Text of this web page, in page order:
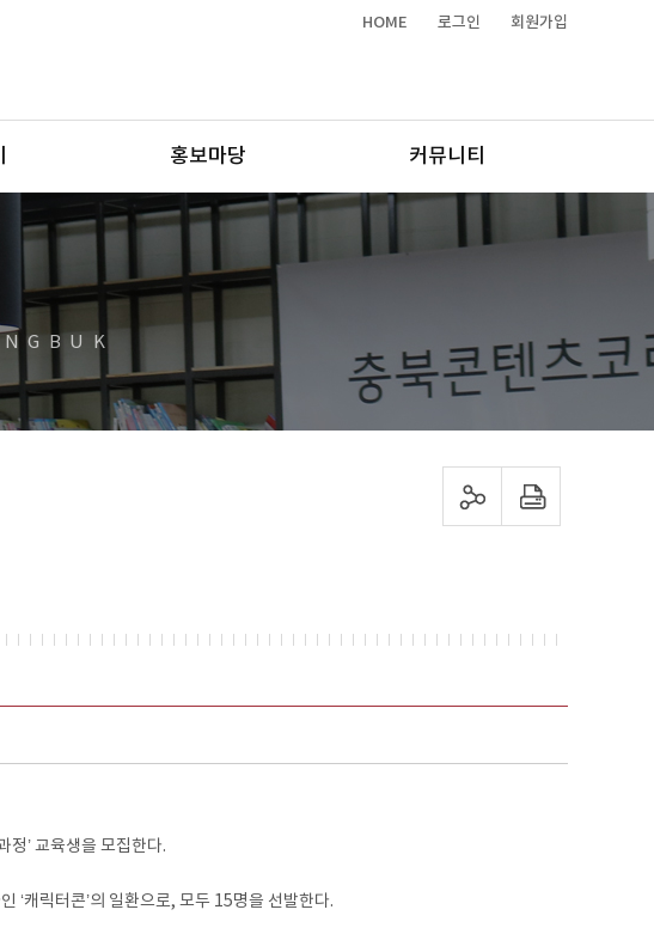
HOME 로그인 회원가입
홍보마당 커뮤니티
sns 공유하기 프린트하기
정’ 교육생을 모집한다.
‘캐릭터콘’의 일환으로, 모두 15명을 선발한다.